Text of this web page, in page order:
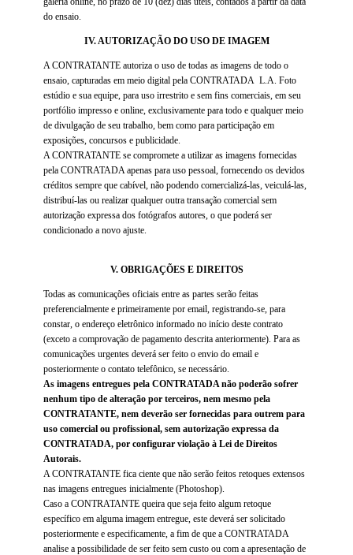
do ensaio.
IV. AUTORIZAÇÃO DO USO DE IMAGEM
A CONTRATANTE autoriza o uso de todas as imagens de todo o
ensaio, capturadas em meio digital pela CONTRATADA L.A. Foto
estúdio e sua equipe, para uso irrestrito e sem fins comerciais, em seu
portfólio impresso e online, exclusivamente para todo e qualquer meio
de divulgação de seu trabalho, bem como para participação em
exposições, concursos e publicidade.
A CONTRATANTE se compromete a utilizar as imagens fornecidas
pela CONTRATADA apenas para uso pessoal, fornecendo os devidos
créditos sempre que cabível, não podendo comercializá-las, veiculá-las,
distribuí-las ou realizar qualquer outra transação comercial sem
autorização expressa dos fotógrafos autores, o que poderá ser
condicionado a novo ajuste.
V. OBRIGAÇÕES E DIREITOS
Todas as comunicações oficiais entre as partes serão feitas
preferencialmente e primeiramente por email, registrando-se, para
constar, o endereço eletrônico informado no início deste contrato
(exceto a comprovação de pagamento descrita anteriormente). Para as
comunicações urgentes deverá ser feito o envio do email e
posteriormente o contato telefônico, se necessário.
As imagens entregues pela CONTRATADA não poderão sofrer
nenhum tipo de alteração por terceiros, nem mesmo pela
CONTRATANTE, nem deverão ser fornecidas para outrem para
uso comercial ou profissional, sem autorização expressa da
CONTRATADA, por configurar violação à Lei de Direitos
Autorais.
A CONTRATANTE fica ciente que não serão feitos retoques extensos
nas imagens entregues inicialmente (Photoshop).
Caso a CONTRATANTE queira que seja feito algum retoque
específico em alguma imagem entregue, este deverá ser solicitado
posteriormente e especificamente, a fim de que a CONTRATADA
analise a possibilidade de ser feito sem custo ou com a apresentação de